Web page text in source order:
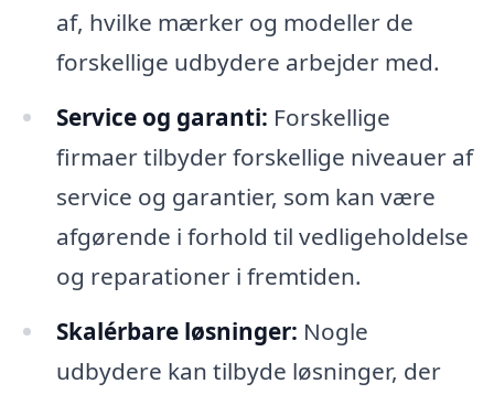
af, hvilke mærker og modeller de
forskellige udbydere arbejder med.
Service og garanti: Forskellige
firmaer tilbyder forskellige niveauer af
service og garantier, som kan være
afgørende i forhold til vedligeholdelse
og reparationer i fremtiden.
Skalérbare løsninger: Nogle
udbydere kan tilbyde løsninger, der